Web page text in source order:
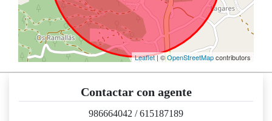
Leaflet| ©OpenStreetMapcontributors
Contactar con agente
986664042 /615187189